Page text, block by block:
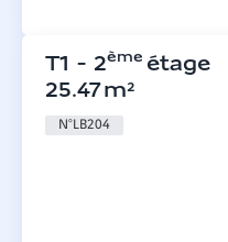
T1 - 2ème étage
25.47m²
N°LB204